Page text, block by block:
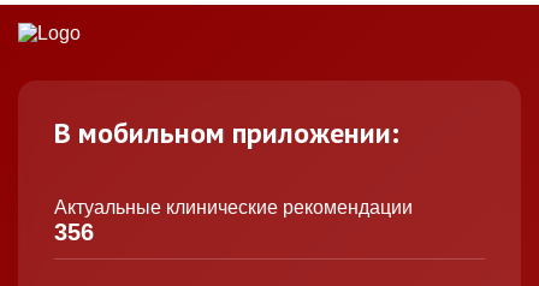
В мобильном приложении:
Актуальные клинические рекомендации
356